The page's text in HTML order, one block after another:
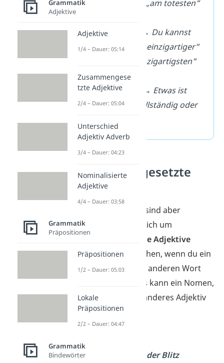
„toter“ oder „am totesten“
einzigartig
→ Du kannst
etwas nicht „einzigartiger“
oder „am einzigartigsten“
machen.
vollständig
→ Etwas ist
entweder vollständig oder
Zusammengesetzte
Adjektive
Manche Adjektive sind aber
besonders, da es sich um
zusammengesetzte Adjektive
handelt. Sie entstehen, wenn du ein
Adjektiv mit einem anderen Wort
kombinierst — das kann ein Nomen,
ein Verb oder ein anderes Adjektiv
sein.
der Blitz
Grammatik
Adjektive
Adjektive
1/4 – Dauer: 05:14
Zusammengese
tzte Adjektive
2/4 – Dauer: 05:04
Unterschied
Adjektiv Adverb
3/4 – Dauer: 04:23
Nominalisierte
Adjektive
4/4 – Dauer: 03:58
Grammatik
Präpositionen
Präpositionen
1/2 – Dauer: 05:03
Lokale
Präpositionen
2/2 – Dauer: 04:47
Grammatik
Bindewörter